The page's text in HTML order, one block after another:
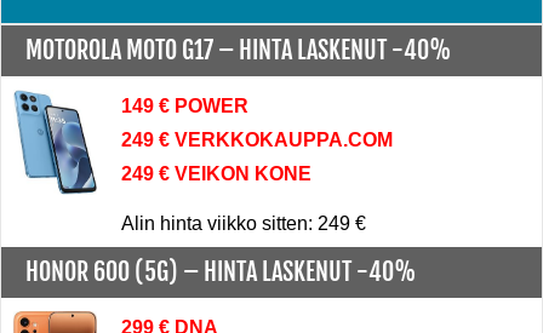
MOTOROLA MOTO G17 – HINTA LASKENUT -40%
149 € POWER
249 € VERKKOKAUPPA.COM
249 € VEIKON KONE
Alin hinta viikko sitten: 249 €
HONOR 600 (5G) – HINTA LASKENUT -40%
299 € DNA